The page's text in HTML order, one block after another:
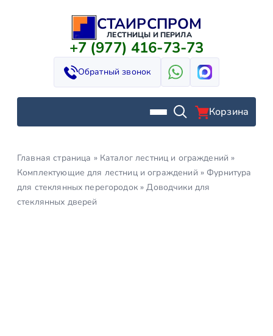
СТАИРСПРОМ
ЛЕСТНИЦЫ И ПЕРИЛА
+7 (977) 416-73-73
Обратный звонок
Корзина
Главная страница » Каталог лестниц и ограждений »
Комплектующие для лестниц и ограждений » Фурнитура
для стеклянных перегородок»Доводчики для
стеклянных дверей